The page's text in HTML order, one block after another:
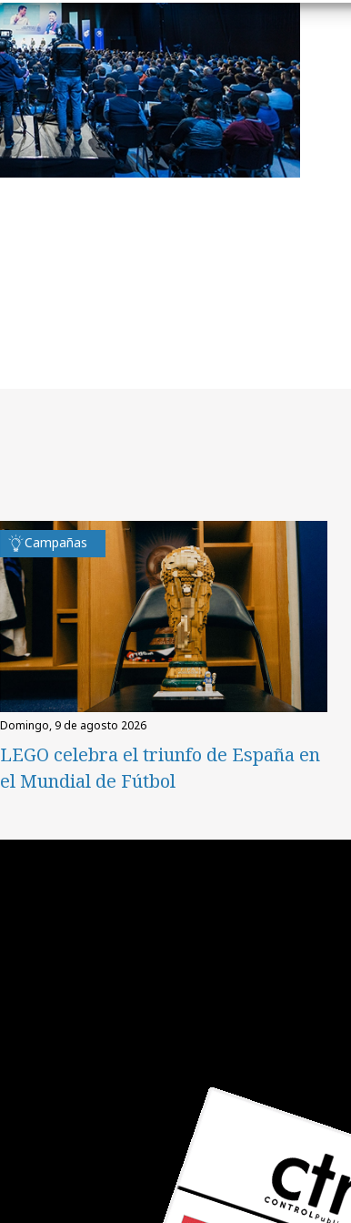
Campañas
domingo, 9 de agosto 2026
LEGO celebra el triunfo de España en
el Mundial de Fútbol